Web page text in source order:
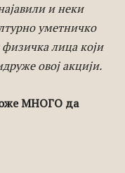
и неки
уметничко
лица који
овој акцији.
МНОГО да